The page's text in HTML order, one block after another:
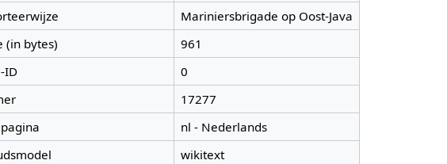
Mariniersbrigade op Oost-Java
(in bytes)
961
ID
0
17277
nl - Nederlands
wikitext